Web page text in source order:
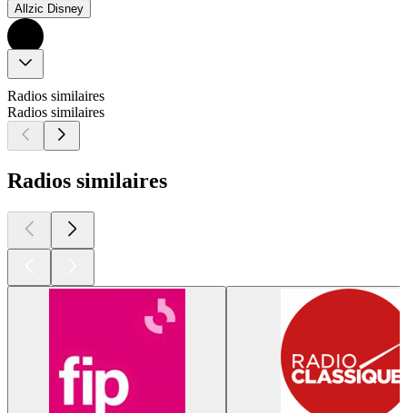
Allzic Disney
Radios similaires
Radios similaires
Radios similaires